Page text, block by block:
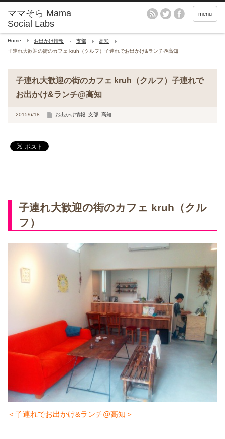
menu
Home お出かけ情報 支部
高知
子連れ大歓迎の街のカフェ kruh（クルフ）子連れでお出かけ&ランチ@高知
子連れ大歓迎の街のカフェ kruh（クルフ）子連れで
お出かけ&ランチ@高知
2015/6/18 お出かけ情報 支部 高知
子連れ大歓迎の街のカフェ kruh（クル
フ）
＜子連れでお出かけ&ランチ@高知＞